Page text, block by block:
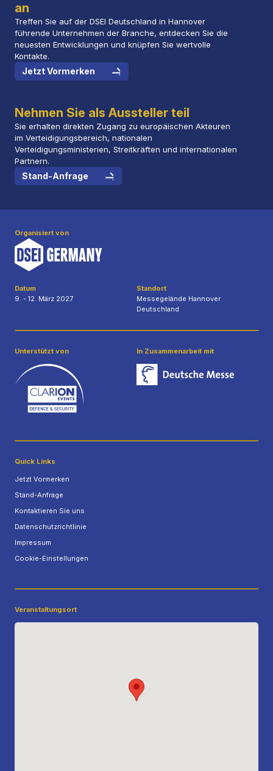
an
Treffen Sie auf der DSEI Deutschland in Hannover
führende Unternehmen der Branche, entdecken Sie die
neuesten Entwicklungen und knüpfen Sie wertvolle
Kontakte.
Jetzt Vormerken
Nehmen Sie als Aussteller teil
Sie erhalten direkten Zugang zu europäischen Akteuren
im Verteidigungsbereich, nationalen
Verteidigungsministerien, Streitkräften und internationalen
Partnern.
Stand-Anfrage
Organisiert von
Datum
9. - 12. März 2027
Standort
Messegelände Hannover
Deutschland
Unterstützt von In Zusammenarbeit mit
Quick Links
Jetzt Vormerken
Stand-Anfrage
Kontaktieren Sie uns
Datenschutzrichtlinie
Impressum
Cookie-Einstellungen
Veranstaltungsort